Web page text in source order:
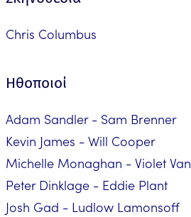
Chris Columbus
Ηθοποιοί
Adam Sandler - Sam Brenner
Kevin James - Will Cooper
Michelle Monaghan - Violet
Peter Dinklage - Eddie Plant
Josh Gad - Ludlow Lamonsoff